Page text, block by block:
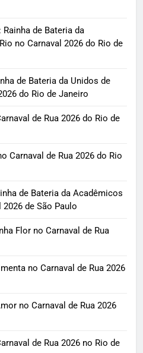
de Bateria da
no Carnaval 2026 do Rio de
de Bateria da Unidos de
do Rio de Janeiro
de Rua 2026 do Rio de
Carnaval de Rua 2026 do Rio
de Bateria da Acadêmicos
de São Paulo
Flor no Carnaval de Rua
no Carnaval de Rua 2026
no Carnaval de Rua 2026
de Rua 2026 no Rio de